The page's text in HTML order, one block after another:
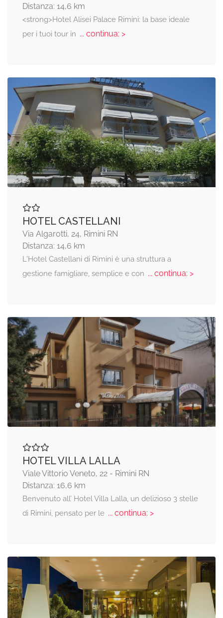
Distanza: 14,6 km
<strong>Hotel Alisei Palace Rimini: la base ideale
per i tuoi tour in ... continua: >
HOTEL CASTELLANI
Via Algarotti, 24, Rimini RN
Distanza: 14,6 km
L'Hotel Castellani di Rimini è una struttura a
gestione famigliare, semplice e con ... continua: >
HOTEL VILLA LALLA
Viale Vittorio Veneto, 22 - Rimini RN
Distanza: 16,6 km
Benvenuto all’ Hotel Villa Lalla, un delizioso 3 stelle
di Rimini, pensato per le... continua: >